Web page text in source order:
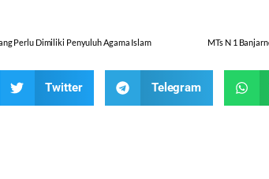
Perlu Dimiliki Penyuluh Agama Islam
Twitter Telegram